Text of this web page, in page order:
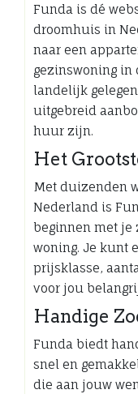
Funda is dé
droomhuis in
naar een
gezinswoning in
landelijk
uitgebreid
huur zijn.
Het
Met duizenden
Nederland is
beginnen met je
woning. Je kunt
prijsklasse,
voor jou
Handige
Funda biedt
snel en
die aan jouw